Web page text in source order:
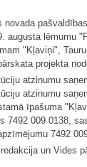
novada
augusta lēmumu
"Kļaviņi",
projekta
atzinumu
atzinumu
īpašuma
7492 009 0138,
7492
un Vides